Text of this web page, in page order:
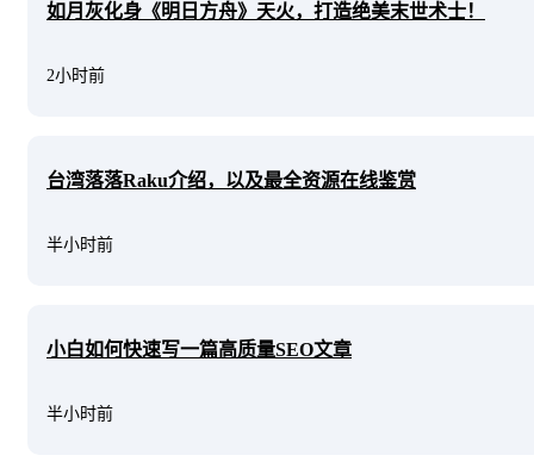
如月灰化身《明日方舟》天火，打造绝美末世术士！
2小时前
台湾落落Raku介绍，以及最全资源在线鉴赏
半小时前
小白如何快速写一篇高质量SEO文章
半小时前